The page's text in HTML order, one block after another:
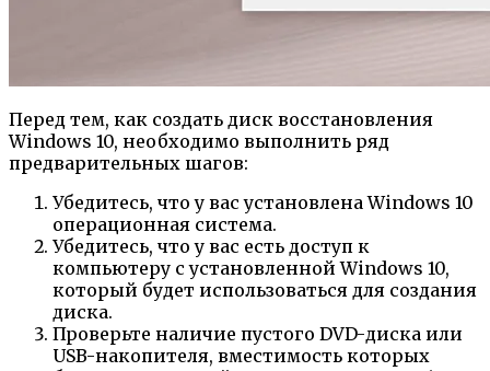
Перед тем, как создать диск восстановления
Windows 10, необходимо выполнить ряд
предварительных шагов:
Убедитесь, что у вас установлена Windows 10
операционная система.
Убедитесь, что у вас есть доступ к
компьютеру с установленной Windows 10,
который будет использоваться для создания
диска.
Проверьте наличие пустого DVD-диска или
USB-накопителя, вместимость которых